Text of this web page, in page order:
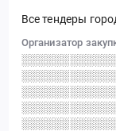
Все тендеры
Организатор